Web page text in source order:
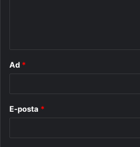
Ad *
E-posta *